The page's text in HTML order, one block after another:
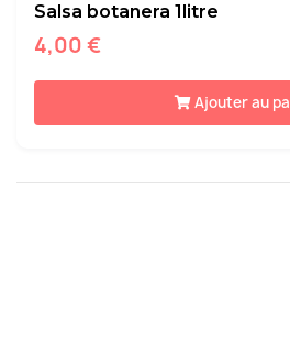
Salsa botanera 1litre
4,00 €
Ajouter au